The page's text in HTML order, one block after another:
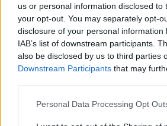
us or personal information disclosed to
your opt-out. You may separately opt-
disclosure of your personal information
IAB’s list of downstream participants.
also be disclosed by us to third parties
Downstream Participants that may
Personal Data Processing Opt
PARAPOLITIKA NEWSROOM
Ασανσέρ: Μητρώο
καταγραφή, αρχές
πλατφόρμα - Ποιοι
"τρέξουν" τη διαδικασία,
βήματα
Εγγραφή στο